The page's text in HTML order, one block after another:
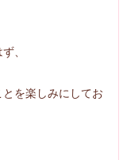
、
を楽しみにしてお